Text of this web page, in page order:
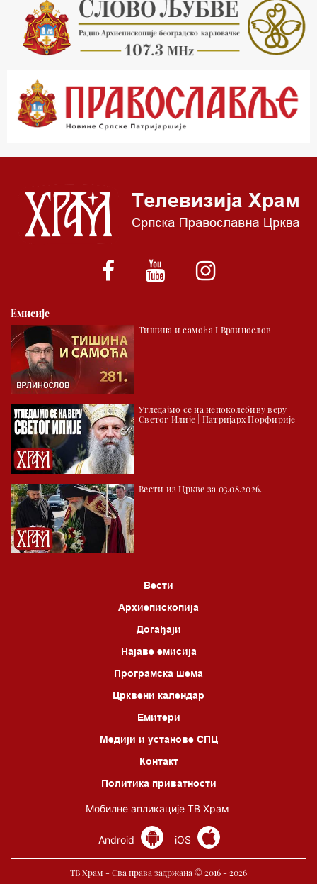
21.03 Врлинослов
22.03 Црквена предавања и трибине
23.00 Питања и одговори
00.03 Црквена предавања и трибине
01.03 Живе речи - подкаст
*најважније вести емитујемо на сваки пун сат
Емисије
Тишина и самоћа I Врлинослов
Угледајмо се на непоколебиву веру
Светог Илије | Патријарх Порфирије
Вести из Цркве за 03.08.2026.
Вести
Архиепископија
Догађаји
Најаве емисија
Програмска шема
Црквени календар
Емитери
Медији и установе СПЦ
Контакт
Политика приватности
Мобилне апликације ТВ Храм
Android iOS
ТВ Храм - Сва права задржана © 2016 - 2026